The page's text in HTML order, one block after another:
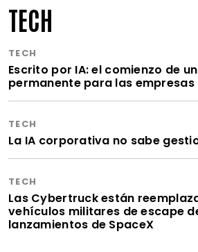
TECH
TECH
Escrito por IA: el comienzo de
permanente para las empresas
TECH
La IA corporativa no sabe
TECH
Las Cybertruck están
vehículos militares de escape
lanzamientos de SpaceX